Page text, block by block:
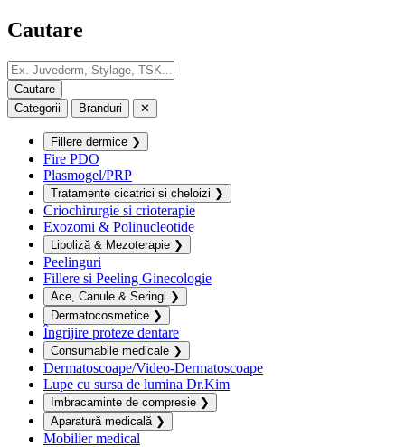
Cautare
Categorii Branduri ✕
Fillere dermice ❯
Fire PDO
Plasmogel/PRP
Tratamente cicatrici si cheloizi ❯
Criochirurgie si crioterapie
Exozomi & Polinucleotide
Lipoliză & Mezoterapie ❯
Peelinguri
Fillere si Peeling Ginecologie
Ace, Canule & Seringi ❯
Dermatocosmetice ❯
Îngrijire proteze dentare
Consumabile medicale ❯
Dermatoscoape/Video-Dermatoscoape
Lupe cu sursa de lumina Dr.Kim
Imbracaminte de compresie ❯
Aparatură medicală ❯
Mobilier medical